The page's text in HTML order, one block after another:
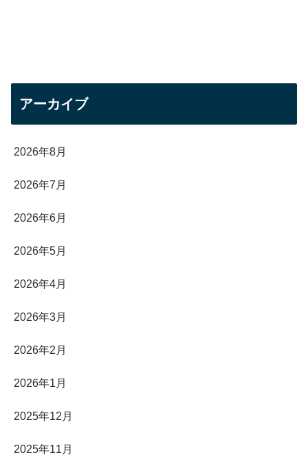
アーカイブ
2026年8月
2026年7月
2026年6月
2026年5月
2026年4月
2026年3月
2026年2月
2026年1月
2025年12月
2025年11月